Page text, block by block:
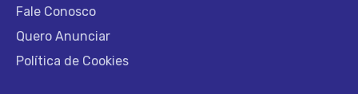
Fale Conosco
Quero Anunciar
Política de Cookies